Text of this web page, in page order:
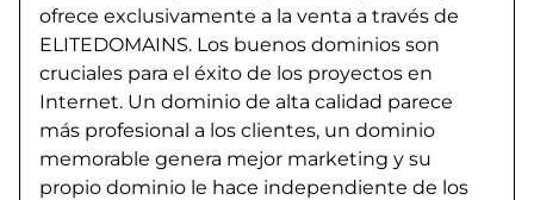
ofrece exclusivamente a la venta a través de
ELITEDOMAINS. Los buenos dominios son
cruciales para el éxito de los proyectos en
Internet. Un dominio de alta calidad parece
más profesional a los clientes, un dominio
memorable genera mejor marketing y su
propio dominio le hace independiente de los